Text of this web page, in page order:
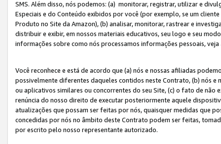
SMS. Além disso, nós podemos: (a) monitorar, registrar, utilizar e
Especiais e do Conteúdo exibidos por você (por exemplo, se um
Produto no Site da Amazon), (b) analisar, monitorar, rastrear e
distribuir e exibir, em nossos materiais educativos, seu logo e seu
informações sobre como nós processamos informações pessoais,
Você reconhece e está de acordo que (a) nós e nossas afiliadas
possivelmente diferentes daqueles contidos neste Contrato, (b) nós
ou aplicativos similares ou concorrentes do seu Site, (c) o fato de
renúncia do nosso direito de executar posteriormente aquele
atualizações que possam ser feitas por nós, quaisquer medidas que
concedidas por nós no âmbito deste Contrato podem ser feitas,
por escrito pelo nosso representante autorizado.